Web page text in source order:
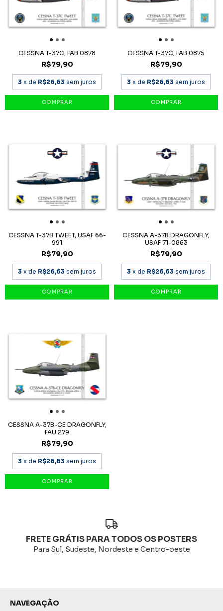
CESSNA T-37C, FAB 0878
R$79,90
3 x de R$26,63 sem juros
CESSNA T-37C, FAB 0875
R$79,90
3 x de R$26,63 sem juros
CESSNA T-37B TWEET, USAF 66-
991
R$79,90
3 x de R$26,63 sem juros
CESSNA A-37B DRAGONFLY,
USAF 71-0863
R$79,90
3 x de R$26,63 sem juros
CESSNA A-37B-CE DRAGONFLY,
FAU 279
R$79,90
3 x de R$26,63 sem juros
FRETE GRÁTIS PARA TODOS OS POSTERS
Para Sul, Sudeste, Nordeste e Centro-oeste
NAVEGAÇÃO